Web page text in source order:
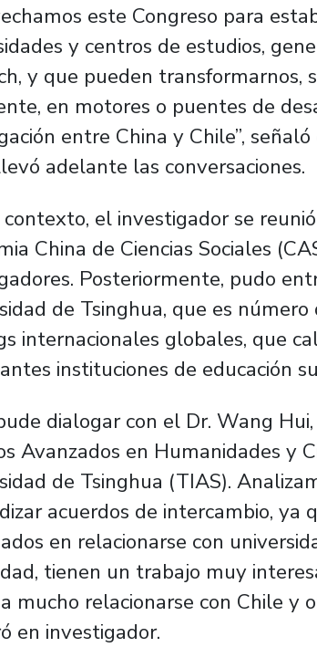
este Congreso para
y centros de estudios,
y que pueden transformarnos,
en motores o puentes de
entre China y Chile”,
adelante las conversaciones.
contexto, el investigador se
China de Ciencias Sociales
Posteriormente, pudo
de Tsinghua, que es
internacionales globales, que
instituciones de educación
dialogar con el Dr. Wang
Avanzados en Humanidades y
de Tsinghua (TIAS).
acuerdos de intercambio, ya
en relacionarse con
tienen un trabajo muy
mucho relacionarse con Chile y
en investigador.